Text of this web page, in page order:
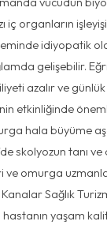
iç organların
idiyopatik
gelişebilir.
azalır ve
etkinliğinde
hala büyüme
skolyozun tanı
omurga
Sağlık
yaşam